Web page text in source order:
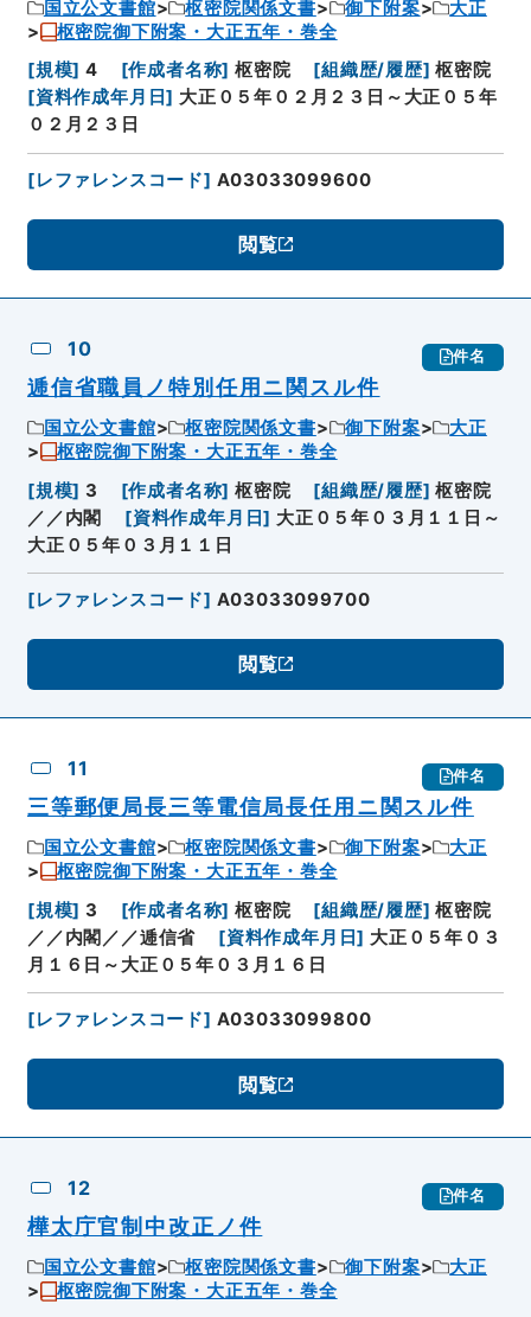
国立公文書館 枢密院関係文書 御下附案
大正
枢密院御下附案・大正五年・巻全
[規模] 4 [作成者名称] 枢密院 [組織歴/履歴] 枢密院
[資料作成年月日] 大正０５年０２月２３日～大正０５年
０２月２３日
[レファレンスコード] A03033099600
閲覧
10 件名
逓信省職員ノ特別任用ニ関スル件
国立公文書館 枢密院関係文書 御下附案
大正
枢密院御下附案・大正五年・巻全
[規模] 3 [作成者名称] 枢密院 [組織歴/履歴] 枢密院
／／内閣
[資料作成年月日] 大正０５年０３月１１日～
大正０５年０３月１１日
[レファレンスコード] A03033099700
閲覧
11 件名
三等郵便局長三等電信局長任用ニ関スル件
国立公文書館 枢密院関係文書 御下附案
大正
枢密院御下附案・大正五年・巻全
[規模] 3 [作成者名称] 枢密院 [組織歴/履歴] 枢密院
／／内閣／／逓信省
[資料作成年月日] 大正０５年０３
月１６日～大正０５年０３月１６日
[レファレンスコード] A03033099800
閲覧
12 件名
樺太庁官制中改正ノ件
国立公文書館 枢密院関係文書 御下附案
大正
枢密院御下附案・大正五年・巻全